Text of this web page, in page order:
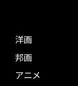
洋画
邦画
アニメ